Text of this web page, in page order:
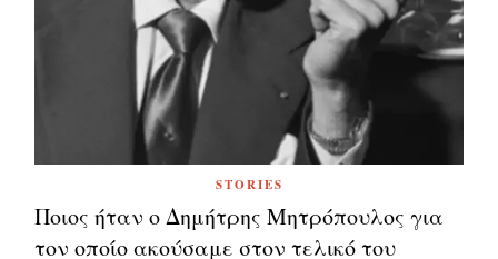
STORIES
Ποιος ήταν ο Δημήτρης Μητρόπουλος για
τον οποίο ακούσαμε στον τελικό του